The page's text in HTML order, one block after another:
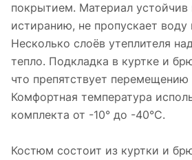
покрытием. Материал устойчив
истиранию, не пропускает воду
Несколько слоёв утеплителя
тепло. Подкладка в куртке и
что препятствует перемещению
Комфортная температура
комплекта от -10° до -40°С.
Костюм состоит из куртки и